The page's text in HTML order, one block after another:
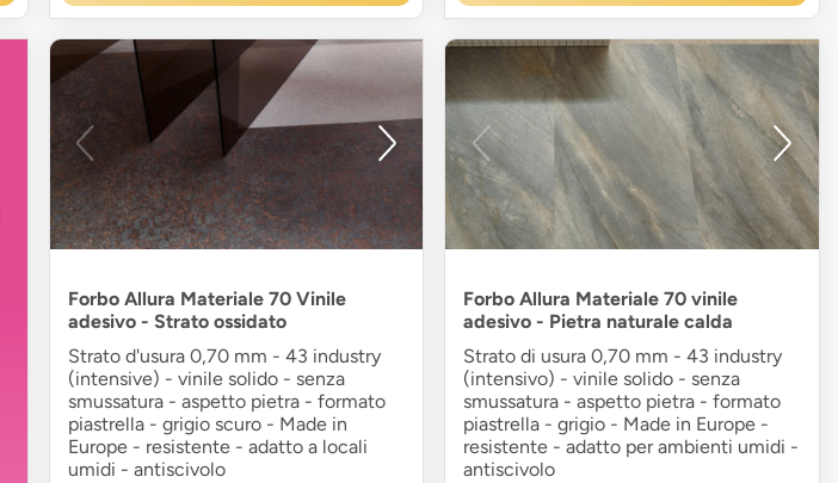
Forbo Allura Materiale 70 Vinile
adesivo - Strato ossidato
Strato d'usura 0,70 mm - 43 industry
(intensive) - vinile solido - senza
smussatura - aspetto pietra - formato
piastrella - grigio scuro - Made in
Europe - resistente - adatto a locali
umidi - antiscivolo
Forbo Allura Materiale 70 vinile
adesivo - Pietra naturale calda
Strato di usura 0,70 mm - 43 industry
(intensivo) - vinile solido - senza
smussatura - aspetto pietra - formato
piastrella - grigio - Made in Europe -
resistente - adatto per ambienti umidi -
antiscivolo